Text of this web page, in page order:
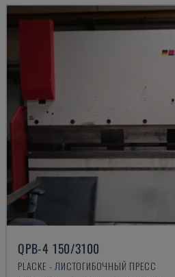
QPB-4 150/3100
PLACKE - ЛИСТОГИБОЧНЫЙ ПРЕСС